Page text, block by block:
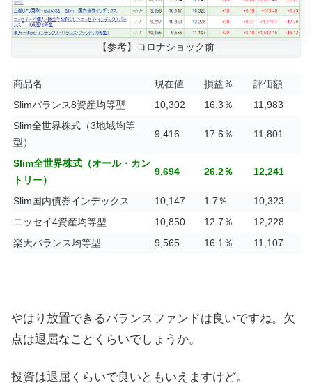
【参考】コロナショック前
商品名 現在値 損益％
評価額
Slimバランス8資産均等型
10,302 16.3％
11,983
Slim全世界株式（3地域均等
型）
9,416 17.6％ 11,801
Slim全世界株式（オール・カン
トリー）
9,694 26.2％ 12,241
Slim国内債券インデックス 10,147 1.7％
10,323
ニッセイ4資産均等型
10,850 12.7％
12,228
楽天バランス均等型
9,565 16.1％ 11,107
やはり放置できるバランスファンドは良いですね。欠
点は退屈なことくらいでしょうか。
投資は退屈くらいで良いともいえますけど。